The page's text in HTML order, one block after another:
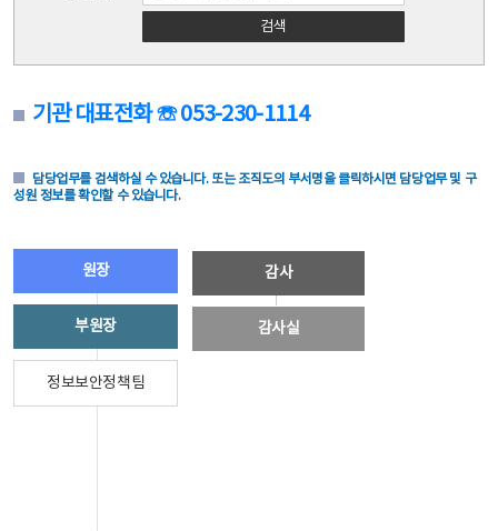
검색
기관 대표전화 ☏ 053-230-1114
담당업무를 검색하실 수 있습니다. 또는 조직도의 부서명을 클릭하시면 담당업무 및 구
성원 정보를 확인할 수 있습니다.
원장
부원장
정보보안정책팀
감사
감사실